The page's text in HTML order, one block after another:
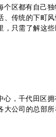
个区都有自己
、传统的下町
，只需了解这
心，千代田区
大公司的总部